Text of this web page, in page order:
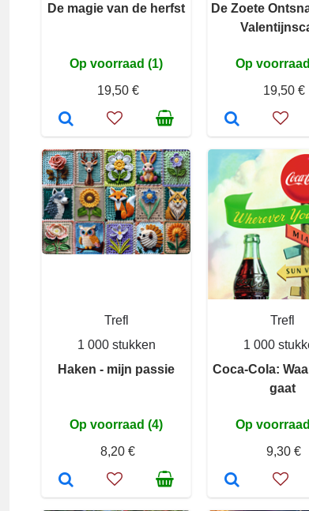
De magie van de herfst
Op voorraad (1)
19,50 €
De Zoete
Op
19,50 €
Trefl
1 000 stukken
Haken - mijn passie
Op voorraad (4)
8,20 €
Trefl
1 000
Coca-Cola:
gaat
Op
9,30 €